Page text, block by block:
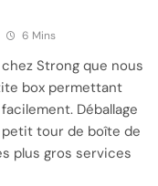
6 Mins
Strong que nous
box permettant
Déballage
petit tour de boîte de
plus gros services